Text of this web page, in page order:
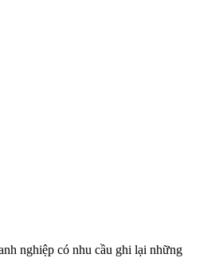
nghiệp có nhu cầu ghi lại những